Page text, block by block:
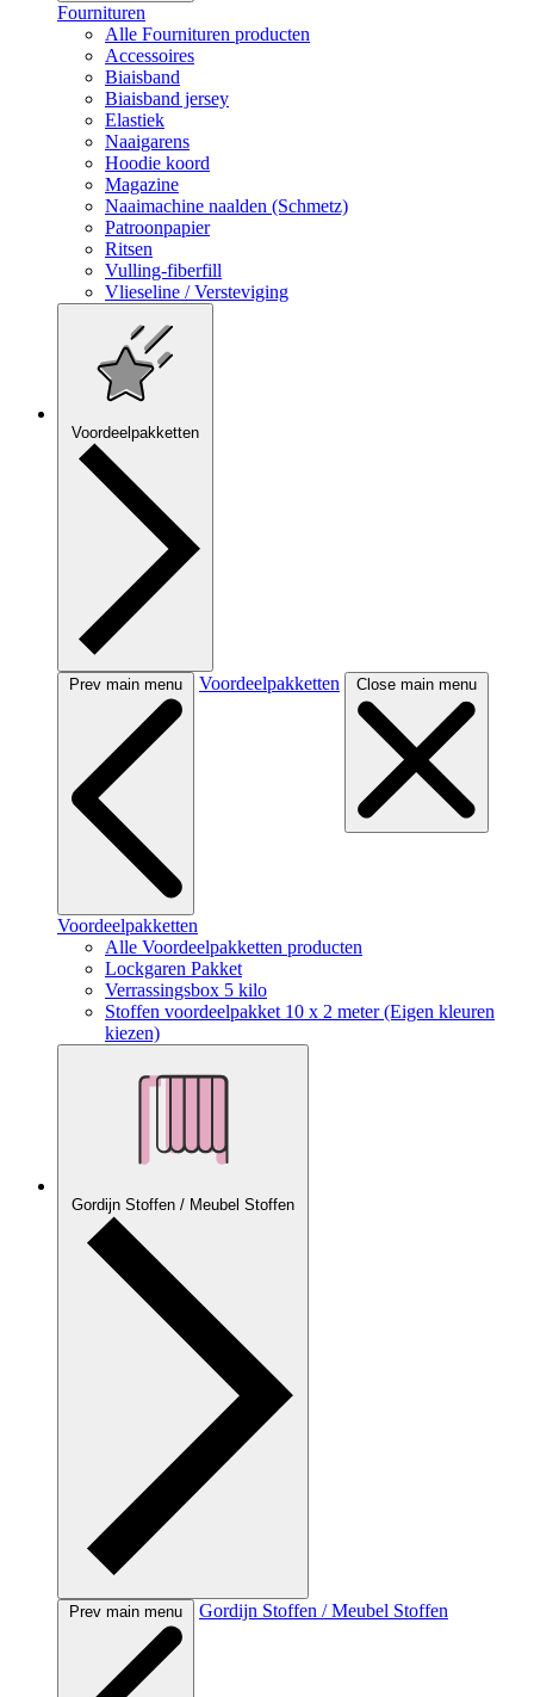
Fournituren
Alle Fournituren producten
Accessoires
Biaisband
Biaisband jersey
Elastiek
Naaigarens
Hoodie koord
Magazine
Naaimachine naalden (Schmetz)
Patroonpapier
Ritsen
Vulling-fiberfill
Vlieseline / Versteviging
Voordeelpakketten
Prev main menu Voordeelpakketten Close main menu
Voordeelpakketten
Alle Voordeelpakketten producten
Lockgaren Pakket
Verrassingsbox 5 kilo
Stoffen voordeelpakket 10 x 2 meter (Eigen kleuren
kiezen)
Gordijn Stoffen / Meubel Stoffen
Prev main menu Gordijn Stoffen / Meubel Stoffen